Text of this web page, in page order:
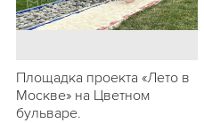
Площадка проекта «Лето в
Москве» на Цветном
бульваре.